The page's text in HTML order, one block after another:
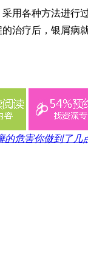
用各种方法进
治疗后，银屑
的危害你做到了几